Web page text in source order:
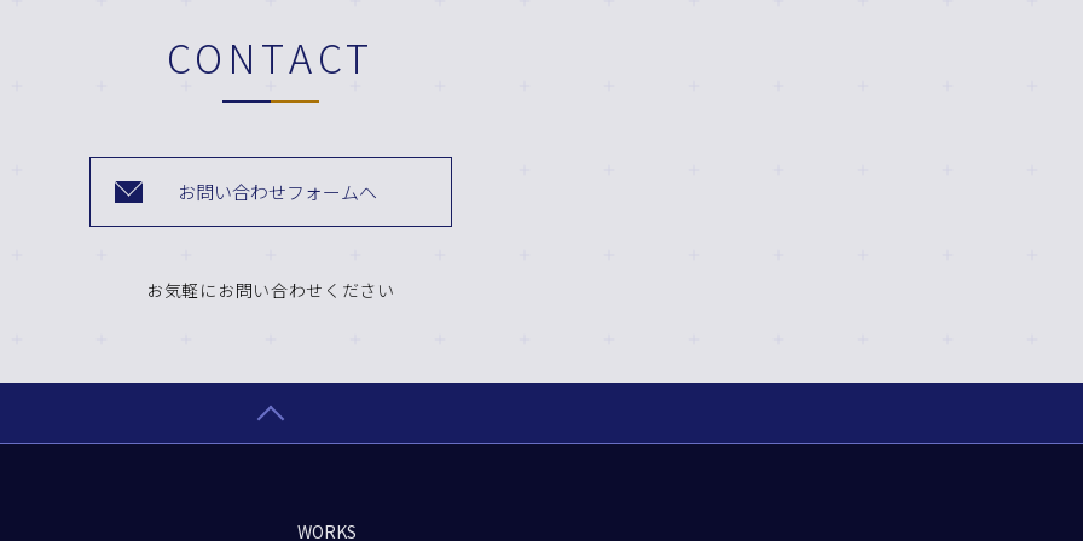
CONTACT
お問い合わせフォームへ
お気軽にお問い合わせください
WORKS